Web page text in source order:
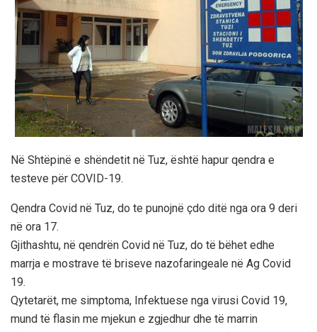
Në Shtëpinë e shëndetit në Tuz, është hapur qendra e
testeve për COVID-19.
Qendra Covid në Tuz, do te punojnë çdo ditë nga ora 9 deri
në ora 17.
Gjithashtu, në qendrën Covid në Tuz, do të bëhet edhe
marrja e mostrave të briseve nazofaringeale në Ag Covid
19.
Qytetarët, me simptoma, Infektuese nga virusi Covid 19,
mund të flasin me mjekun e zgjedhur dhe të marrin